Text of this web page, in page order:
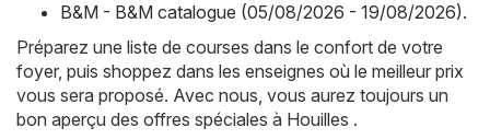
B&M - B&M catalogue (05/08/2026 - 19/08/2026).
Préparez une liste de courses dans le confort de votre
foyer, puis shoppez dans les enseignes où le meilleur prix
vous sera proposé. Avec nous, vous aurez toujours un
bon aperçu des offres spéciales à Houilles .